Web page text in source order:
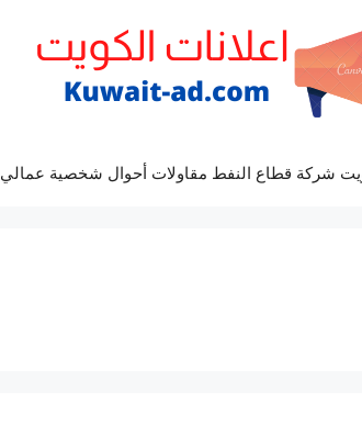
شركة قطاع النفط مقاولات أحوال شخصية عمالي